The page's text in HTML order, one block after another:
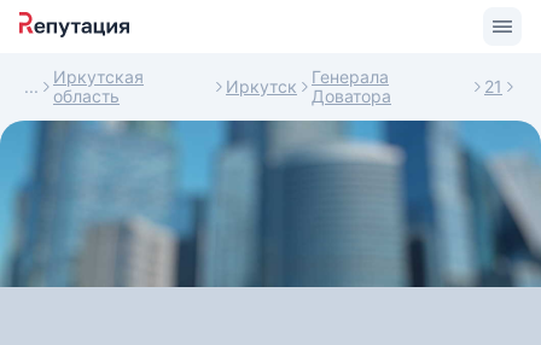
Иркутская
область
Иркутск
Генерала
Доватора
21